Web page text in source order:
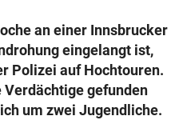
an einer Innsbrucker
eingelangt ist,
Polizei auf Hochtouren.
gefunden
um zwei Jugendliche.